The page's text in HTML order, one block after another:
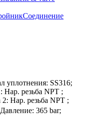
Соединение
уплотнения: SS316;
Нар. резьба NPT ;
Нар. резьба NPT ;
365 bar;